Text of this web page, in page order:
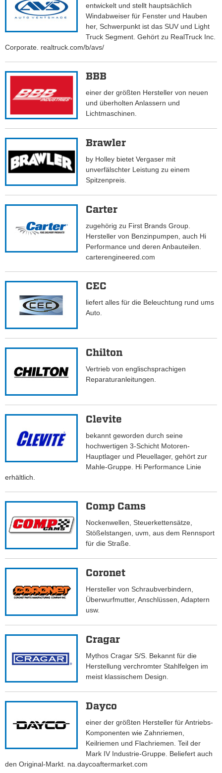
entwickelt und stellt hauptsächlich
Windabweiser für Fenster und Hauben
her, Schwerpunkt ist das SUV und Light
Truck Segment. Gehört zu RealTruck Inc.
Corporate. realtruck.com/b/avs/
BBB
einer der größten Hersteller von neuen
und überholten Anlassern und
Lichtmaschinen.
Brawler
by Holley bietet Vergaser mit
unverfälschter Leistung zu einem
Spitzenpreis.
Carter
zugehörig zu First Brands Group.
Hersteller von Benzinpumpen, auch Hi
Performance und deren Anbauteilen.
carterengineered.com
CEC
liefert alles für die Beleuchtung rund ums
Auto.
Chilton
Vertrieb von englischsprachigen
Reparaturanleitungen.
Clevite
bekannt geworden durch seine
hochwertigen 3-Schicht Motoren-
Hauptlager und Pleuellager, gehört zur
Mahle-Gruppe. Hi Performance Linie
erhältlich.
Comp Cams
Nockenwellen, Steuerkettensätze,
Stößelstangen, uvm, aus dem Rennsport
für die Straße.
Coronet
Hersteller von Schraubverbindern,
Überwurfmutter, Anschlüssen, Adaptern
usw.
Cragar
Mythos Cragar S/S. Bekannt für die
Herstellung verchromter Stahlfelgen im
meist klassischem Design.
Dayco
einer der größten Hersteller für Antriebs-
Komponenten wie Zahnriemen,
Keilriemen und Flachriemen. Teil der
Mark IV Industrie-Gruppe. Beliefert auch
den Original-Markt. na.daycoaftermarket.com